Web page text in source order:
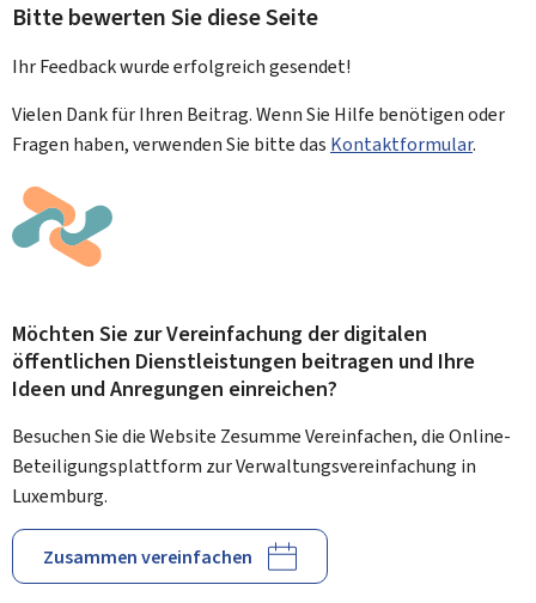
Bitte bewerten Sie diese Seite
Ihr Feedback wurdeerfolgreichgesendet!
Vielen Dank für Ihren Beitrag. Wenn Sie Hilfe benötigen oder
Fragen haben, verwenden Sie bitte das Kontaktformular.
Möchten Sie zur Vereinfachung der digitalen
öffentlichen Dienstleistungen beitragen und Ihre
Ideen und Anregungen einreichen?
Besuchen Sie die Website Zesumme Vereinfachen, die Online-
Beteiligungsplattform zur Verwaltungsvereinfachung in
Luxemburg.
Zusammen vereinfachen